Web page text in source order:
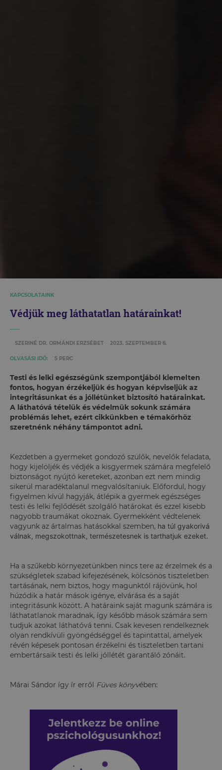
KAPCSOLATAINK
Védjük meg láthatatlan határainkat!
SZERINÉ DR. ORMÁNDI ERZSÉBET 2023. SZEPTEMBER 6.
OLVASÁSI IDŐ: 5 PERC
Testi és lelki egészségünk szempontjából kiemelten
fontos, hogyan érzékeljük és hogyan képviseljük az
integritásunkat és a jóllétünket biztosító határainkat.
A láthatóvá tételük és védelmük sokunk számára
problémás lehet, ezért cikkünkben e témakörhöz
szeretnénk néhány támpontot adni.
Kezdetben a gyermeket gondozó szülők, nevelők feladata,
hogy kijelöljék és védjék a kisgyermek számára megfelelő
biztonságot nyújtó kereteket, azonban ezt nem mindig
sikerül maradéktalanul megvalósítaniuk. Előfordul, hogy
figyelmen kívül hagyják, átlépik a gyermek egészséges
testi és lelki fejlődését szolgáló határokat és ezzel kisebb
nagyobb traumákat okoznak. Gyermekként védtelenek
vagyunk az ártalmas hatásokkal szemben, ha túl gyakorivá
válnak, megszokottnak, természetesnek is tarthatjuk ezeket.
Ha a szűkebb környezetünkben nincs tere az érzelmek és a
szükségletek szabad kifejezésének, kölcsönös tiszteletben
tartásának, nem biztos, hogy magunktól rájövünk, hol
húzódik a határ mások igénye, elvárása és a saját
integritásunk között. A határaink saját magunk számára is
láthatatlanok maradnak, így később mások számára sem
tudjuk azokat láthatóvá tenni. Csak kevesen rendelkeznek
olyan rendkívüli gyöngédséggel és tapintattal, amelyek
révén képesek pontosan érzékelni és tiszteletben tartani
embertársaik testi és lelki jóllétét garantáló zónáit.
Márai Sándor így ír erről Füves könyvében: